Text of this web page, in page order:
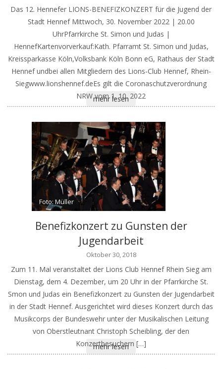
Das 12. Hennefer LIONS-BENEFIZKONZERT für die Jugend der
Stadt Hennef Mittwoch, 30. November 2022 | 20.00
UhrPfarrkirche St. Simon und Judas |
HennefKartenvorverkauf:Kath. Pfarramt St. Simon und Judas,
Kreissparkasse Köln,Volksbank Köln Bonn eG, Rathaus der Stadt
Hennef undbei allen Mitgliedern des Lions-Club Hennef, Rhein-
Siegwww.lionshennef.deEs gilt die Coronaschutzverordnung
NRW vom 1. 10. 2022
mehr lesen
Foto: Müller
Benefizkonzert zu Gunsten der
Jugendarbeit
Oktober 30, 2018
Zum 11. Mal veranstaltet der Lions Club Hennef Rhein Sieg am
Dienstag, dem 4. Dezember, um 20 Uhr in der Pfarrkirche St.
Smon und Judas ein Benefizkonzert zu Gunsten der Jugendarbeit
in der Stadt Hennef. Ausgerichtet wird dieses Konzert durch das
Musikcorps der Bundeswehr unter der Musikalischen Leitung
von Oberstleutnant Christoph Scheibling, der den
Konzertbesuchern […]
mehr lesen